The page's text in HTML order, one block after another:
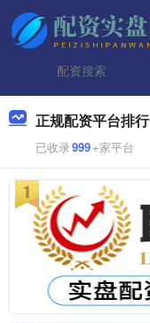
正规配资平台排行
已收录999+家平台